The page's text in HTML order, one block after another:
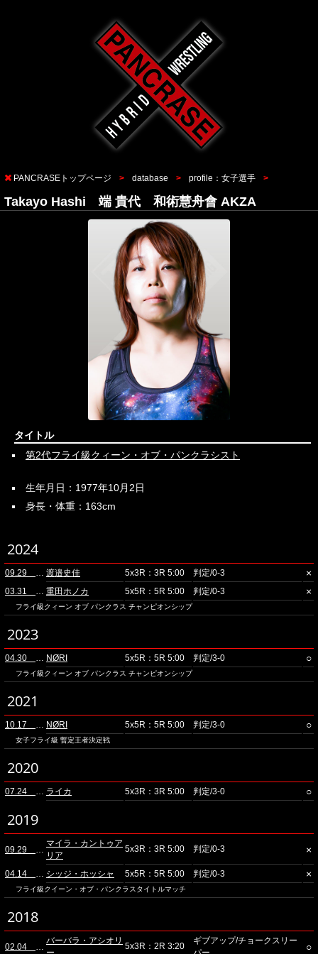
PANCRASEトップページ database profile：女子選手
Takayo Hashi 端 貴代 和術慧舟會 AKZA
タイトル
第2代フライ級クィーン・オブ・パンクラシスト
生年月日：1977年10月2日
身長・体重：163cm
2024
09.29 立川ステージガーデン 渡邉史佳 5x3R：3R 5:00 判定/0-3 ×
03.31 立川ステージガーデン 重田ホノカ 5x5R：5R 5:00 判定/0-3 ×
フライ級クィーン オブ パンクラス チャンピオンシップ
2023
04.30 立川ステージガーデン NØRI 5x5R：5R 5:00 判定/3-0 ○
フライ級クィーン オブ パンクラス チャンピオンシップ
2021
10.17 スタジオコースト NØRI 5x5R：5R 5:00 判定/3-0 ○
女子フライ級 暫定王者決定戦
2020
07.24 スタジオコースト ライカ 5x3R：3R 5:00 判定/3-0 ○
2019
09.29 スタジオコースト
マイラ・カントゥア
リア
5x3R：3R 5:00 判定/0-3 ×
04.14 スタジオコースト シッジ・ホッシャ 5x5R：5R 5:00 判定/0-3 ×
フライ級クイーン・オブ・パンクラスタイトルマッチ
2018
02.04 スタジオコースト
バーバラ・アシオリ
5x3R：2R 3:20
ギブアップ/チョークスリー
○